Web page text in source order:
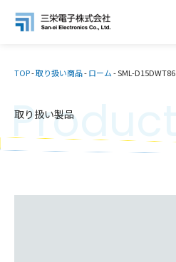
TOP-取り扱い商品-ローム-SML-D15DWT86
取り扱い製品
Products